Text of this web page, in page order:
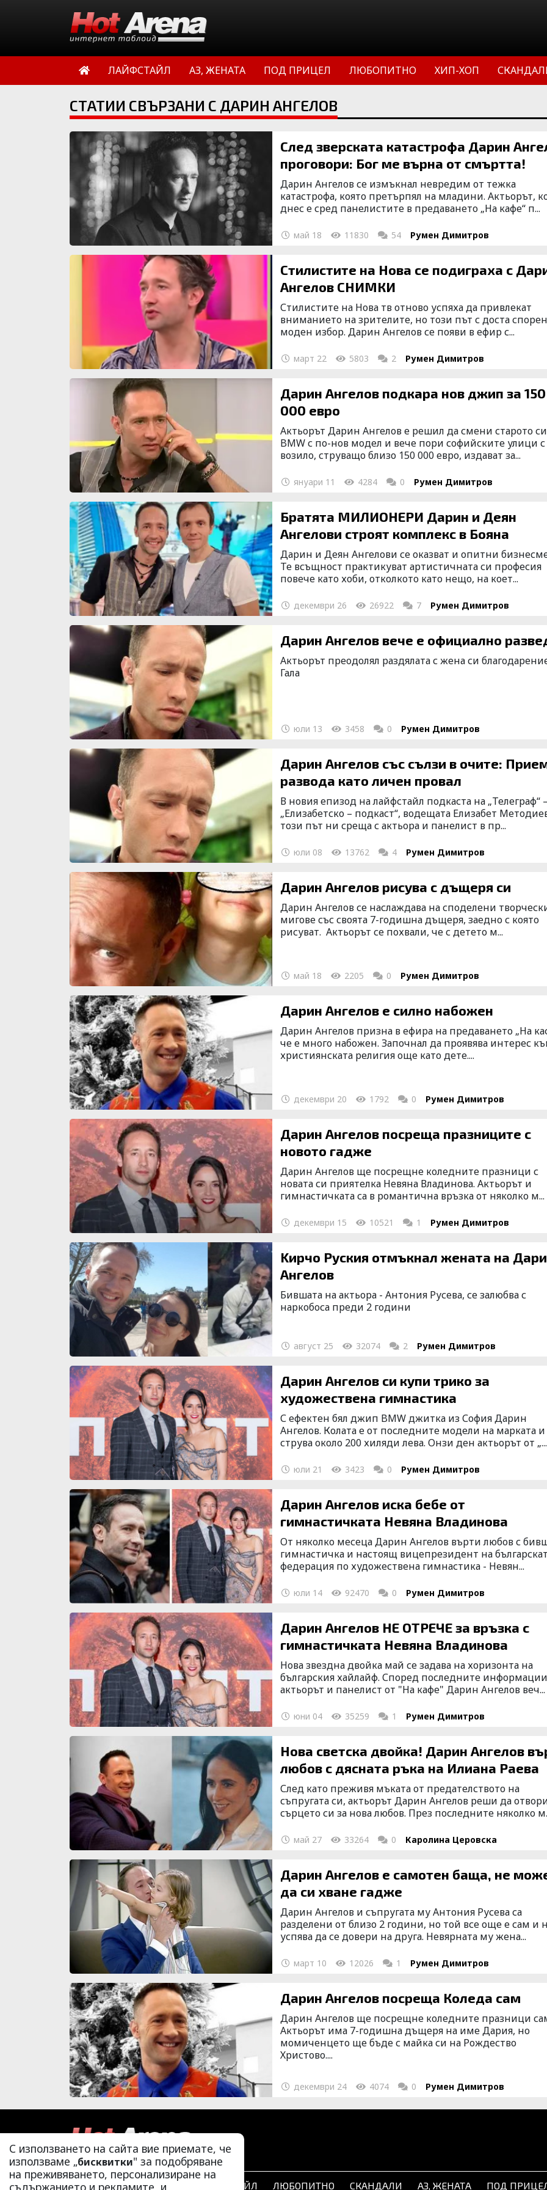
ЛАЙФСТАЙЛ АЗ, ЖЕНАТА ПОД ПРИЦЕЛ ЛЮБОПИТНО ХИП-ХОП
СТАТИИ СВЪРЗАНИ С ДАРИН АНГЕЛОВ
След зверската катастрофа Дарин
проговори: Бог ме върна от смъртта!
Дарин Ангелов се измъкнал невредим от тежка
катастрофа, която претърпял на младини. Актьорът,
днес е сред панелистите в предаването „На кафе“ п...
май 18 11830 54 Румен Димитров
Стилистите на Нова се подиграха с Дарин
Ангелов СНИМКИ
Стилистите на Нова тв отново успяха да привлекат
вниманието на зрителите, но този път с доста спорен
моден избор. Дарин Ангелов се появи в ефир с...
март 22 5803 2 Румен Димитров
Дарин Ангелов подкара нов джип за 150
000 евро
Актьорът Дарин Ангелов е решил да смени старото си
BMW с по-нов модел и вече пори софийските улици с
возило, струващо близо 150 000 евро, издават за...
януари 11 4284 0 Румен Димитров
Братята МИЛИОНЕРИ Дарин и Деян
Ангелови строят комплекс в Бояна
Дарин и Деян Ангелови се оказват и опитни
Те всъщност практикуват артистичната си професия
повече като хоби, отколкото като нещо, на коет...
декември 26 26922 7 Румен Димитров
Дарин Ангелов вече е официално
Актьорът преодолял раздялата с жена си
Гала
юли 13 3458 0 Румен Димитров
Дарин Ангелов със сълзи в очите:
развода като личен провал
В новия епизод на лайфстайл подкаста на „Телеграф“ –
„Елизабетско – подкаст“, водещата Елизабет
този път ни среща с актьора и панелист в пр...
юли 08 13762 4 Румен Димитров
Дарин Ангелов рисува с дъщеря си
Дарин Ангелов се наслаждава на споделени
мигове със своята 7-годишна дъщеря, заедно с която
рисуват. Актьорът се похвали, че с детето м...
май 18 2205 0 Румен Димитров
Дарин Ангелов е силно набожен
Дарин Ангелов призна в ефира на предаването „На
че е много набожен. Започнал да проявява интерес
християнската религия още като дете....
декември 20 1792 0 Румен Димитров
Дарин Ангелов посреща празниците с
новото гадже
Дарин Ангелов ще посрещне коледните празници с
новата си приятелка Невяна Владинова. Актьорът и
гимнастичката са в романтична връзка от няколко м...
декември 15 10521 1 Румен Димитров
Kирчо Руския отмъкнал жената на Дарин
Ангелов
Бившата на актьора - Антония Русева, се залюбва с
наркобоса преди 2 години
август 25 32074 2 Румен Димитров
Дарин Ангелов си купи трико за
художествена гимнастика
С ефектен бял джип BMW джитка из София Дарин
Ангелов. Колата е от последните модели на марката и
струва около 200 хиляди лева. Онзи ден актьорът от „...
юли 21 3423 0 Румен Димитров
Дарин Ангелов иска бебе от
гимнастичката Невяна Владинова
Oт няколко месеца Дарин Ангелов върти любов с
гимнастичка и настоящ вицепрезидент на
федерация по художествена гимнастика - Невян...
юли 14 92470 0 Румен Димитров
Дарин Ангелов НЕ ОТРЕЧЕ за връзка с
гимнастичката Невяна Владинова
Нова звездна двойка май се задава на хоризонта на
българския хайлайф. Според последните информации
актьорът и панелист от "На кафе" Дарин Ангелов веч...
юни 04 35259 1 Румен Димитров
Нова светска двойка! Дарин Ангелов
любов с дясната ръка на Илиана Раева
След като преживя мъката от предателството на
съпругата си, актьорът Дарин Ангелов реши да
сърцето си за нова любов. През последните няколко
май 27 33264 0 Каролина Церовска
Дарин Ангелов е самотен баща, не
да си хване гадже
Дарин Ангелов и съпругата му Антония Русева са
разделени от близо 2 години, но той все още е сам и
успява да се довери на друга. Невярната му жена...
март 10 12026 1 Румен Димитров
Дарин Ангелов посреща Коледа сам
Дарин Ангелов ще посрещне коледните празници
Актьорът има 7-гoдишна дъщеря на име Дария, но
момиченцето ще бъде с майка си на Рождество
Христово....
декември 24 4074 0 Румен Димитров
С използването на сайта вие приемате, че
използваме „бисквитки" за подобряване
на преживяването, персонализиране на
съдържанието и рекламите, и
ЛАЙФСТАЙЛ ЛЮБОПИТНО СКАНДАЛИ АЗ, ЖЕНАТА ПОД